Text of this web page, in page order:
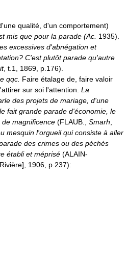
qualité, d'un comportement)
mis que pour la parade (Ac. 1935).
excessives d'abnégation et
C'est plutôt parade qu'autre
, t.1, 1869, p.176).
qqc. Faire étalage de, faire valoir
sur soi l'attention. La
des projets de mariage, d'une
fait grande parade d'économie, le
magnificence (FLAUB., Smarh
mesquin l'orgueil qui consiste à aller
des crimes ou des péchés
établi et méprisé (ALAIN-
1906, p.237):